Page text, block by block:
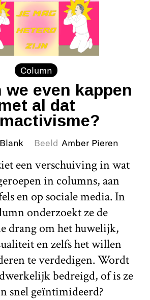
Column
we even kappen
al dat
Beeld Amber Pieren
een verschuiving in wat
in columns, aan
en op sociale media. In
onderzoekt ze de
drang om het huwelijk,
en zelfs het willen
te verdedigen. Wordt
bedreigd, of is ze
snel geïntimideerd?